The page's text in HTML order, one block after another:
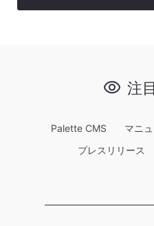
注
Palette CMS マニ
プレスリリース